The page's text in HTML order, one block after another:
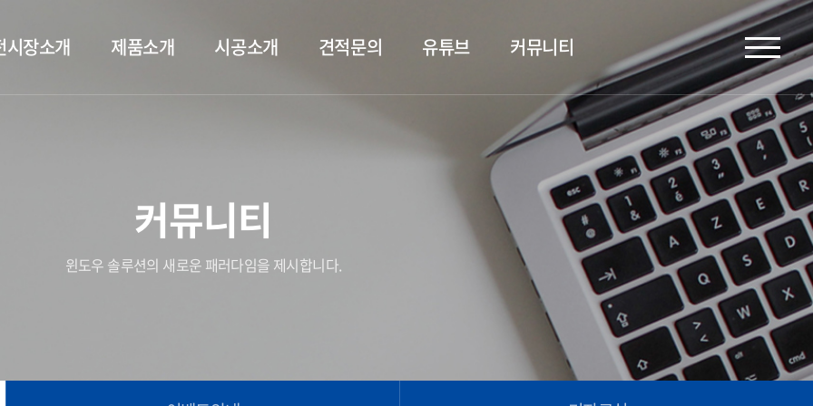
시장소개 제품소개 시공소개 견적문의 유튜브 커뮤니티
커뮤니티
윈도우 솔루션의 새로운 패러다임을 제시합니다.